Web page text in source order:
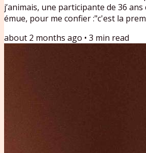
j’animais, une participante de 36
émue, pour me confier :"c'est la
simplement envie de me faire du
about 2 months ago • 3 min read